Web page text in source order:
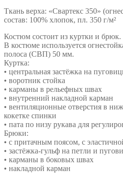
Ткань верха: «Свартекс 350»
состав: 100% хлопок, пл. 350 г/м²
Костюм состоит из куртки и брюк.
В костюме используется
полоса (СВП) 50 мм.
Куртка:
• центральная застёжка на
• воротник стойка
• карманы в рельефных швах
• внутренний накладной карман
• вентиляционные отверстия в
кокетке спинки
• пата по низу рукава для
Брюки:
• с притачным поясом, с
• застёжка-гульф на петли и
• карманы в боковых швах
• накладной карман